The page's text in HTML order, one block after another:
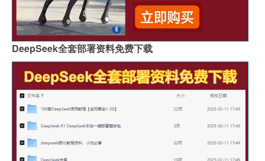
DeepSeek全套部署资料免费下载